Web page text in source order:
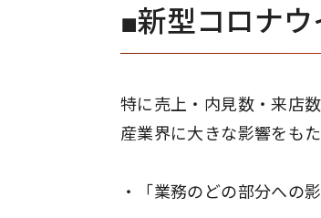
■新型コロナ
特に売上・内見数・来店
産業界に大きな影響をも
・「業務のどの部分への